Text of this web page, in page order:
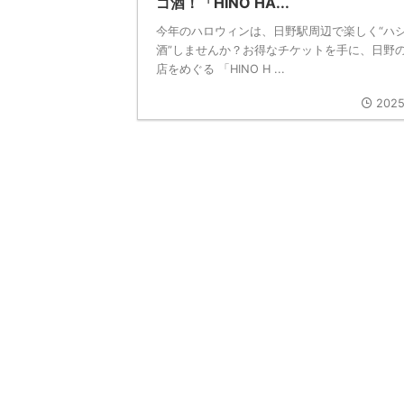
今年のハロウィンは、日野駅周辺で楽しく“ハ
酒”しませんか？お得なチケットを手に、日野
店をめぐる 「HINO H ...